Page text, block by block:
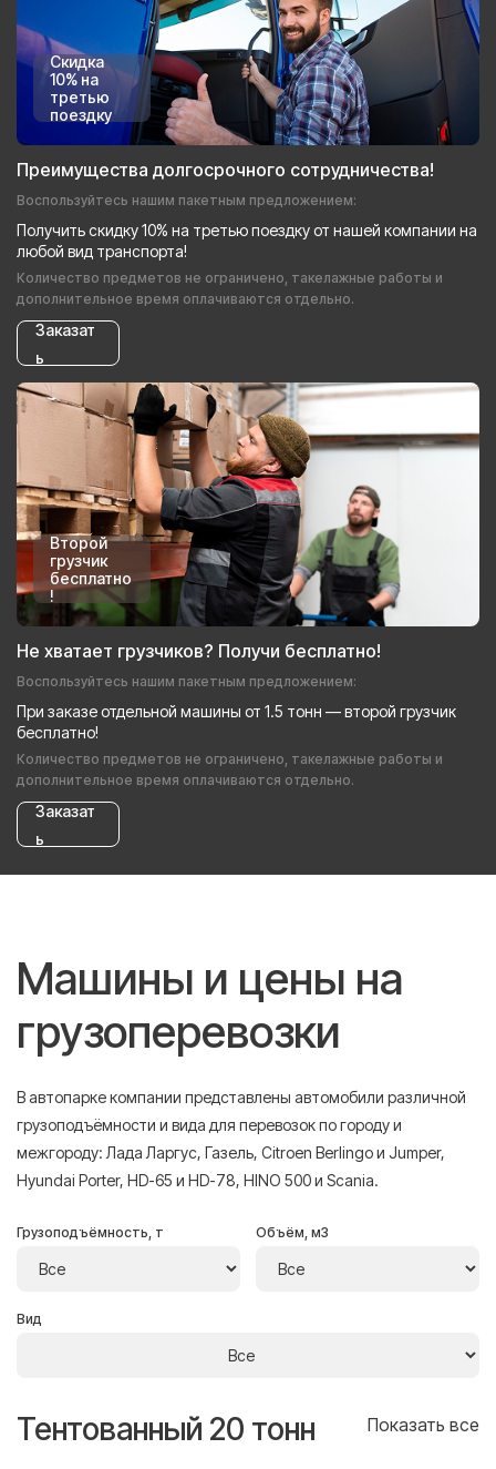
Скидка
10% на
третью
поездку
Преимущества долгосрочного сотрудничества!
Воспользуйтесь нашим пакетным предложением:
Получить скидку 10% на третью поездку от нашей компании на
любой вид транспорта!
Количество предметов не ограничено, такелажные работы и
дополнительное время оплачиваются отдельно.
Заказат
ь
Второй
грузчик
бесплатно
!
Не хватает грузчиков? Получи бесплатно!
Воспользуйтесь нашим пакетным предложением:
При заказе отдельной машины от 1.5 тонн — второй грузчик
бесплатно!
Количество предметов не ограничено, такелажные работы и
дополнительное время оплачиваются отдельно.
Заказат
ь
Машины и цены на
грузоперевозки
В автопарке компании представлены автомобили различной
грузоподъёмности и вида для перевозок по городу и
межгороду: Лада Ларгус, Газель, Citroen Berlingo и Jumper,
Hyundai Porter, HD-65 и HD-78, HINO 500 и Scania.
Грузоподъёмность, т Объём, м3
Вид
Тентованный 20 тонн Показать все